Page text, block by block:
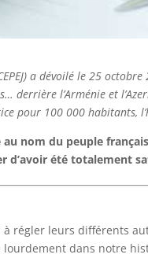
a dévoilé le 25
derrière l’Arménie et
pour 100 000 habitants,
au nom du peuple
d’avoir été totalement
régler leurs différents
lourdement dans notre